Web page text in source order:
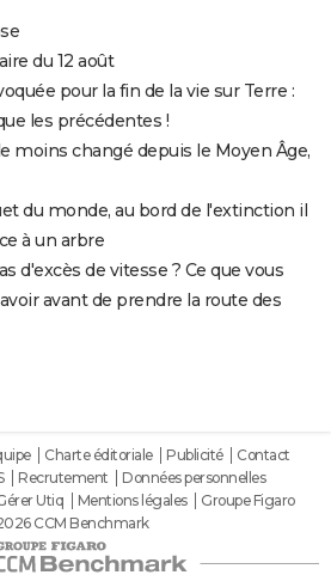
du 12 août
pour la fin de la vie sur Terre :
les précédentes !
moins changé depuis le Moyen Âge,
du monde, au bord de l'extinction il
à un arbre
d'excès de vitesse ? Ce que vous
avant de prendre la route des
Charte éditoriale Publicité
Contact
Recrutement
Données personnelles
Utiq Mentions légales
Groupe Figaro
CCM Benchmark